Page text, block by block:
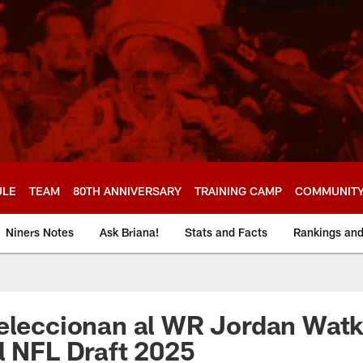
TEAM 80TH ANNIVERSARY TRAINING CAMP
Niners Notes Ask Briana! Stats and Facts Rankings
al WR Jordan
NFL Draft 2025